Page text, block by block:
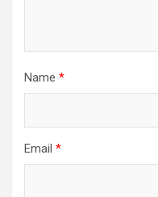
Name *
Email *